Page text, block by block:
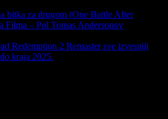
bitka za drugom (One Battle After
Filma – Pol Tomas Andersonov
Redemption 2 Remaster sve izvesniji
kraja 2025.